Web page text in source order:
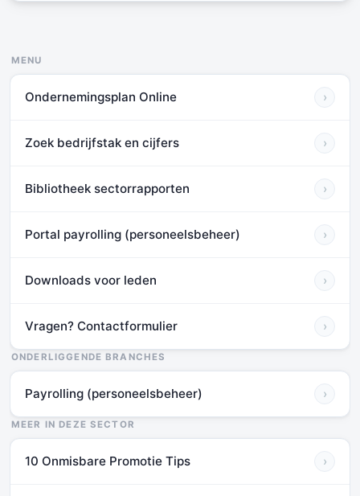
MENU
Ondernemingsplan Online ›
Zoek bedrijfstak en cijfers ›
Bibliotheek sectorrapporten ›
Portal payrolling (personeelsbeheer) ›
Downloads voor leden ›
Vragen? Contactformulier ›
ONDERLIGGENDE BRANCHES
Payrolling (personeelsbeheer) ›
MEER IN DEZE SECTOR
10 Onmisbare Promotie Tips ›